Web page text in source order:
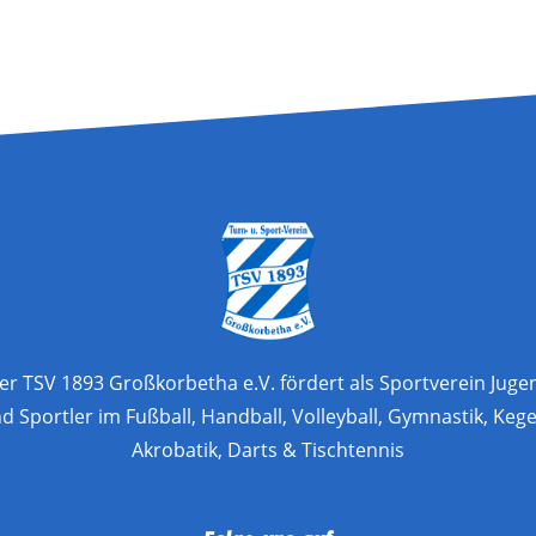
TSV 1893 Großkorbetha e.V. fördert als Sportverein
Sportler im Fußball, Handball, Volleyball, Gymnastik,
Akrobatik, Darts & Tischtennis